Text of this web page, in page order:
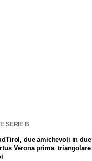
SERIE B
due amichevoli in
Verona prima, triangolare